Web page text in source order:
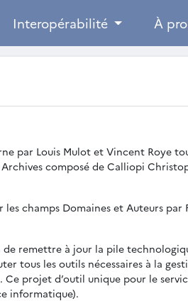
Interopérabilité À
par Louis Mulot et Vincent Roye
composé de Calliopi
champs Domaines et Auteurs par
remettre à jour la pile
tous les outils nécessaires à la
projet d’outil unique pour le
informatique).